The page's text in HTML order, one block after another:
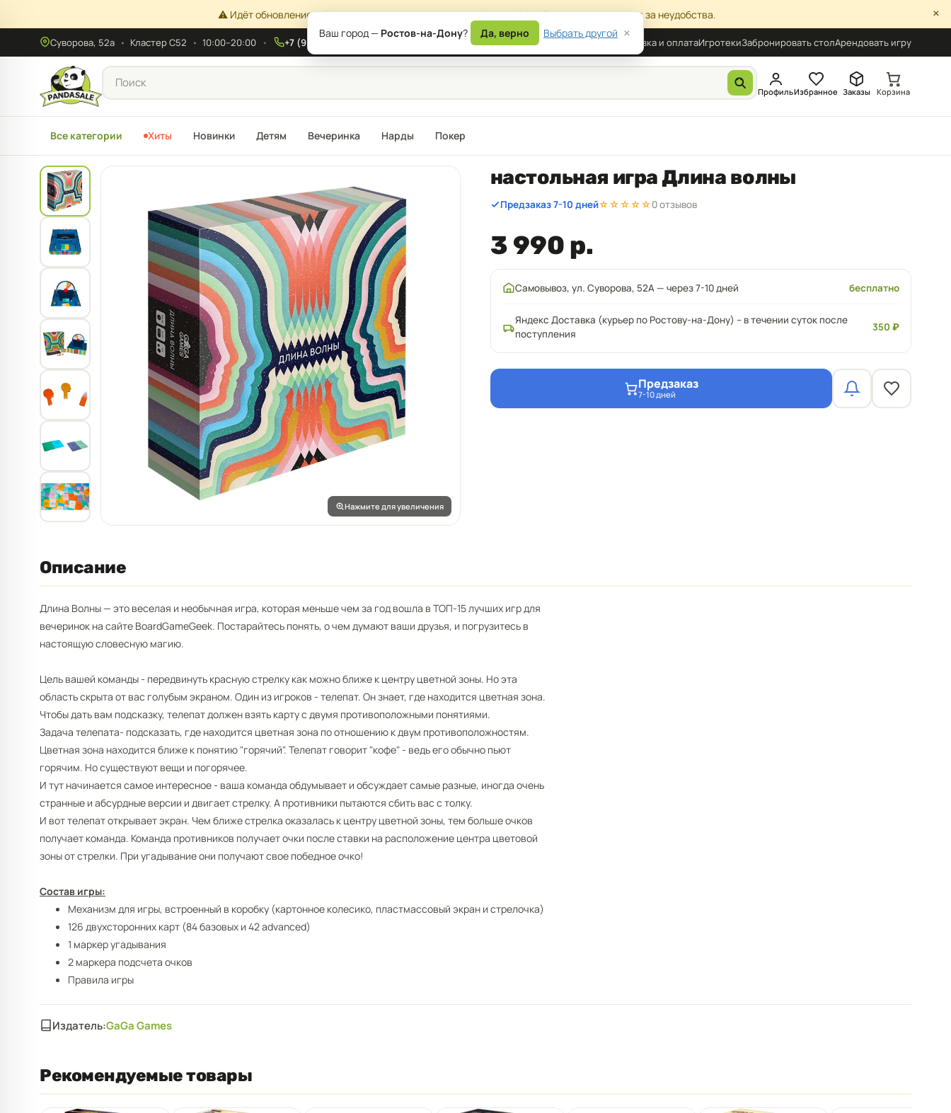
⚠️ Идёт обновление сайта — возможны временные ошибки в работе. Приносим извинения за неудобства. ×
Суворова, 52а • Кластер С52 • 10:00–20:00 +7 (908) 177-87-17 Доставка и оплатаИгротекиЗабронировать столАрендовать игру
ПрофильИзбранное Заказы Корзина
Все категории Хиты Новинки Детям Вечеринка Нарды Покер
Нажмите для увеличения
настольная игра Длина волны
Предзаказ 7-10 дней☆☆☆☆☆0 отзывов
3 990 р.
Самовывоз, ул. Суворова, 52А — через 7-10 дней бесплатно
Яндекс Доставка (курьер по Ростову-на-Дону) – в течении суток после
поступления
350 ₽
Предзаказ
7-10 дней
Описание
Длина Волны — это веселая и необычная игра, которая меньше чем за год вошла в ТОП-15 лучших игр для
вечеринок на сайте BoardGameGeek. Постарайтесь понять, о чем думают ваши друзья, и погрузитесь в
настоящую словесную магию.
Цель вашей команды - передвинуть красную стрелку как можно ближе к центру цветной зоны. Но эта
область скрыта от вас голубым экраном. Один из игроков - телепат. Он знает, где находится цветная зона.
Чтобы дать вам подсказку, телепат должен взять карту с двумя противоположными понятиями.
Задача телепата- подсказать, где находится цветная зона по отношению к двум противоположностям.
Цветная зона находится ближе к понятию "горячий". Телепат говорит "кофе" - ведь его обычно пьют
горячим. Но существуют вещи и погорячее.
И тут начинается самое интересное - ваша команда обдумывает и обсуждает самые разные, иногда очень
странные и абсурдные версии и двигает стрелку. А противники пытаются сбить вас с толку.
И вот телепат открывает экран. Чем ближе стрелка оказалась к центру цветной зоны, тем больше очков
получает команда. Команда противников получает очки после ставки на расположение центра цветовой
зоны от стрелки. При угадывание они получают свое победное очко!
Состав игры:
Механизм для игры, встроенный в коробку (картонное колесико, пластмассовый экран и стрелочка)
126 двухсторонних карт (84 базовых и 42 advanced)
1 маркер угадывания
2 маркера подсчета очков
Правила игры
Издатель:GaGa Games
Рекомендуемые товары
Ваш город — Ростов-на-Дону? Да, верно Выбрать другой ×